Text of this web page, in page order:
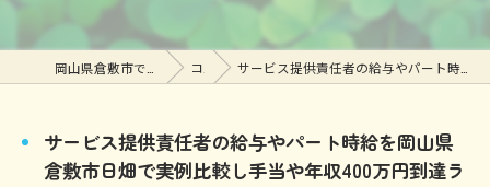
コラム サービス提供責任者の給与やパート時給を岡山県倉敷市日畑で実例比較し手当や年収400万円到達ラインを徹底解説
サービス提供責任者の給与やパート時給を岡山県
倉敷市日畑で実例比較し手当や年収400万円到達ラ